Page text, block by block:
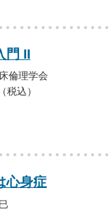
門 II
倫理学会
税込）
心身症